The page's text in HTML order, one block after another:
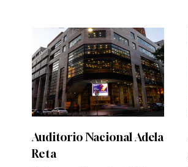
Auditorio Nacional Adela
Reta